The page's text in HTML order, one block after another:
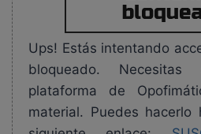
Ups! Estás intentando
bloqueado.
plataforma de
material. Puedes